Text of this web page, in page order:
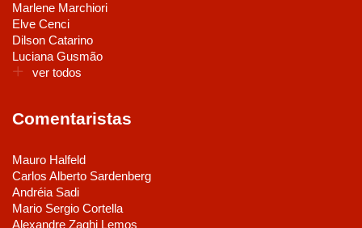
Marlene Marchiori
Elve Cenci
Dilson Catarino
Luciana Gusmão
ver todos
Comentaristas
Mauro Halfeld
Carlos Alberto Sardenberg
Andréia Sadi
Mario Sergio Cortella
Alexandre Zaghi Lemos